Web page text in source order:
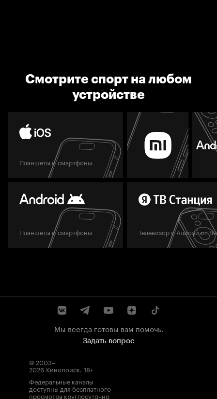
Смотрите спорт на любом
устройстве
Планшеты и смартфоны
Планшеты и смартфоны Телевизор с Алисой от
Мы всегда готовы вам помочь.
Задать вопрос
© 2003–
2026 Кинопоиск. 18+
Федеральные каналы
доступны для бесплатного
просмотра круглосуточно